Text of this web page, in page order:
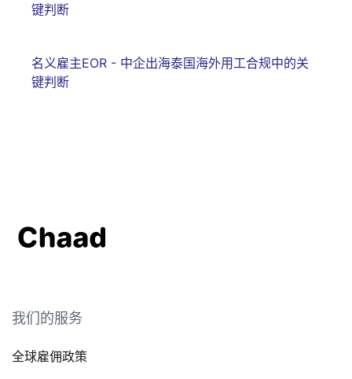
键判断
名义雇主EOR - 中企出海泰国海外用工合规中的关
键判断
我们的服务
全球雇佣政策